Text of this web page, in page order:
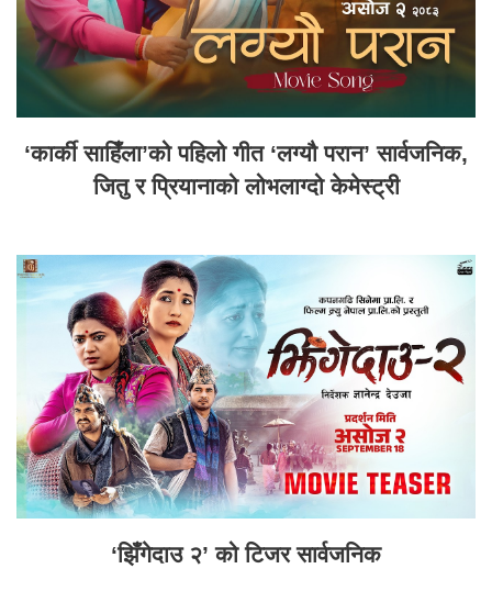
‘कार्की साहिँला’को पहिलो गीत ‘लग्यौ परान’ सार्वजनिक,
जितु र प्रियानाको लोभलाग्दो केमेस्ट्री
‘झिँगेदाउ २’ को टिजर सार्वजनिक